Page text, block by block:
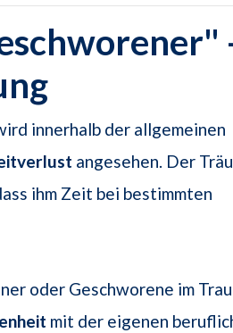
innerhalb der allgemeinen
angesehen. Der
ihm Zeit bei bestimmten
oder Geschworene im
mit der eigenen